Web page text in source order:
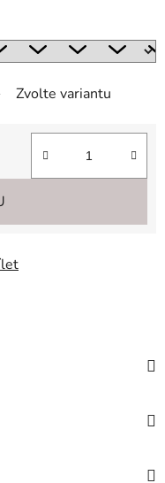
Zvolte variantu